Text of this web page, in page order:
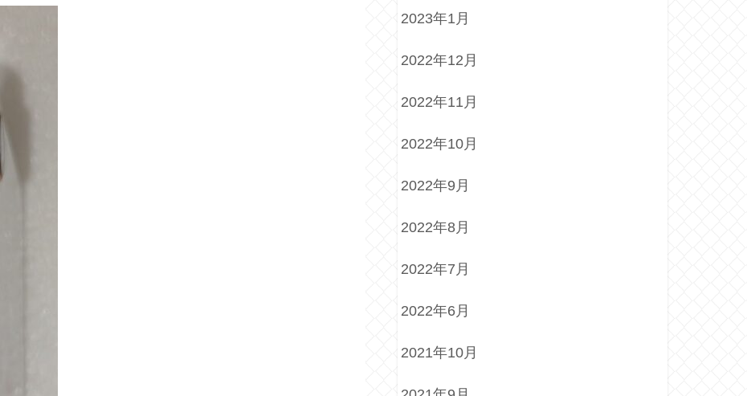
2023年1月
2022年12月
2022年11月
2022年10月
2022年9月
2022年8月
2022年7月
2022年6月
2021年10月